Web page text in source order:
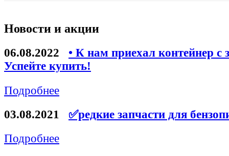
Новости и акции
06.08.2022
• К нам приехал контейнер с
Успейте купить!
Подробнее
03.08.2021
✅редкие запчасти для
Подробнее